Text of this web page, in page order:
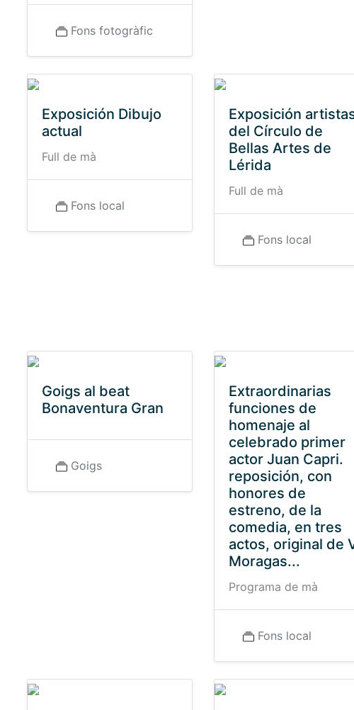
Fons fotogràfic
Exposición Dibujo
actual
Full de mà
Fons local
Exposición
del Círculo de
Bellas Artes de
Lérida
Full de mà
Fons local
Goigs al beat
Bonaventura Gran
Goigs
Extraordinarias
funciones de
homenaje al
celebrado primer
actor Juan Capri.
reposición, con
honores de
estreno, de la
comedia, en tres
actos, original de
Moragas...
Programa de mà
Fons local